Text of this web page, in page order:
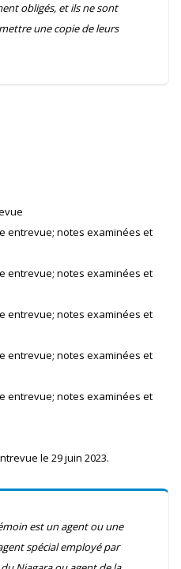
obligés, et ils ne sont
une copie de leurs
entrevue; notes examinées et
entrevue; notes examinées et
entrevue; notes examinées et
entrevue; notes examinées et
entrevue; notes examinées et
le 29 juin 2023.
est un agent ou une
spécial employé par